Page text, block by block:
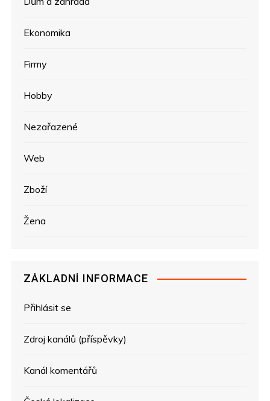
Ekonomika
Firmy
Hobby
Nezařazené
Web
Zboží
Žena
ZÁKLADNÍ INFORMACE
Přihlásit se
Zdroj kanálů (příspěvky)
Kanál komentářů